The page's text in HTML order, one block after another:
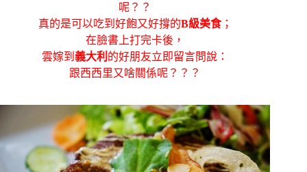
呢？？
真的是可以吃到好飽又好撐的B級美食；
在臉書上打完卡後，
雲嫁到義大利 的好朋友立即留言問說：
跟西西里又啥關係呢？？？